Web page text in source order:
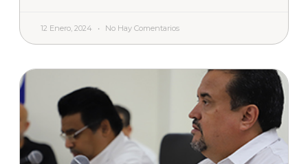
12 Enero, 2024 No Hay Comentarios